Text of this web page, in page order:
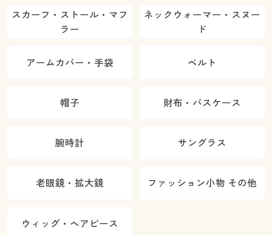
スカーフ・ストール・マフ
ラー
ネックウォーマー・スヌー
ド
アームカバー・手袋 ベルト
帽子 財布・パスケース
腕時計 サングラス
老眼鏡・拡大鏡 ファッション小物 その他
ウィッグ・ヘアピース